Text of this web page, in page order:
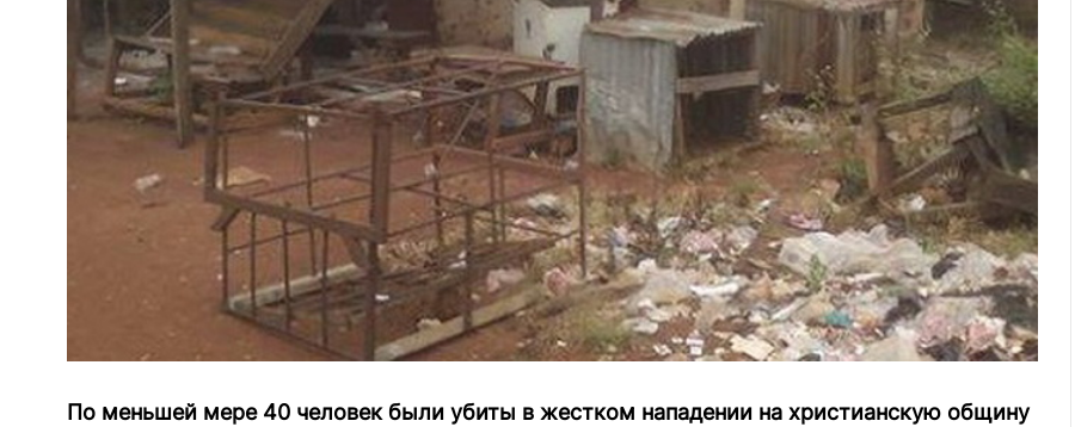
По меньшей мере 40 человек были убиты в жестком нападении на христианскую общину